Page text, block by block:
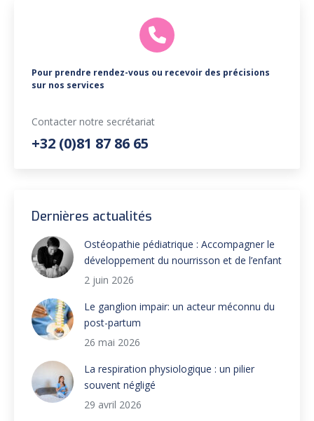
Pour prendre rendez-vous ou recevoir des précisions
sur nos services
Contacter notre secrétariat
+32 (0)81 87 86 65
Dernières actualités
Ostéopathie pédiatrique : Accompagner le
développement du nourrisson et de l’enfant
2 juin 2026
Le ganglion impair: un acteur méconnu du
post-partum
26 mai 2026
La respiration physiologique : un pilier
souvent négligé
29 avril 2026